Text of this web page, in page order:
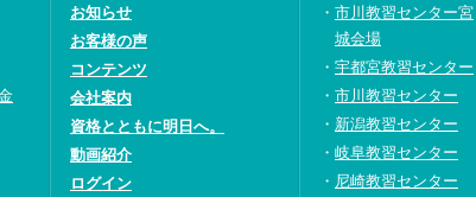
お知らせ
お客様の声
コンテンツ
会社案内
資格とともに明日へ。
動画紹介
ログイン
市川教習センター宮
城会場
宇都宮教習センター
市川教習センター
新潟教習センター
岐阜教習センター
尼崎教習センター